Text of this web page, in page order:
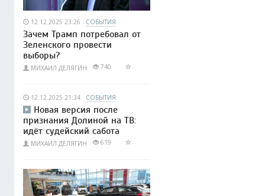
12.12.2025 23:26 СОБЫТИЯ
Зачем Трамп потребовал от
Зеленского провести
выборы?
МИХАИЛ ДЕЛЯГИН 740
12.12.2025 21:34 СОБЫТИЯ
Новая версия после
признания Долиной на ТВ:
идёт судейский сабота
МИХАИЛ ДЕЛЯГИН 619